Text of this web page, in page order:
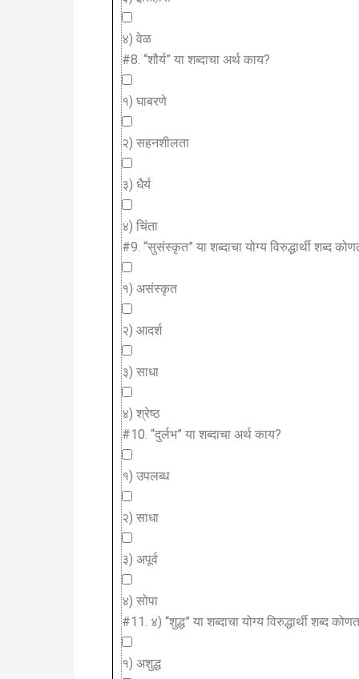
४) वेळ
#8. “शौर्य” या शब्दाचा अर्थ काय?
१) घाबरणे
२) सहनशीलता
३) धैर्य
४) चिंता
#9. “सुसंस्कृत” या शब्दाचा योग्य विरुद्धार्थी शब्द
१) असंस्कृत
२) आदर्श
३) साधा
४) श्रेष्ठ
#10. “दुर्लभ” या शब्दाचा अर्थ काय?
१) उपलब्ध
२) साधा
३) अपूर्व
४) सोपा
#11. ४) “शुद्ध” या शब्दाचा योग्य विरुद्धार्थी शब्द
१) अशुद्ध